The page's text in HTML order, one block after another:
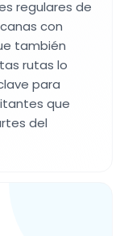
regulares de
con
también
rutas lo
para
que
del